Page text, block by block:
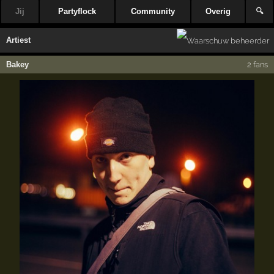
Jij Partyflock Community Overig 🔍
Artiest
Bakey 2 fans